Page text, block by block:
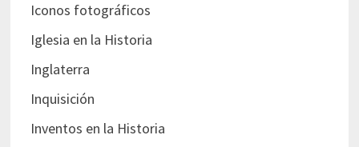
Iconos fotográficos
Iglesia en la Historia
Inglaterra
Inquisición
Inventos en la Historia